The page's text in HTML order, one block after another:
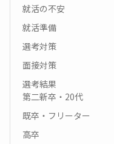
就活の不安
就活準備
選考対策
面接対策
選考結果
第二新卒・20代
既卒・フリーター
高卒